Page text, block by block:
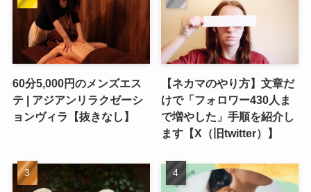
60分5,000円のメンズエス
テ | アジアンリラクゼーシ
ョンヴィラ【抜きなし】
【ネカマのやり方】文章だ
けで「フォロワー430人ま
で増やした」手順を紹介し
ます【X（旧twitter）】